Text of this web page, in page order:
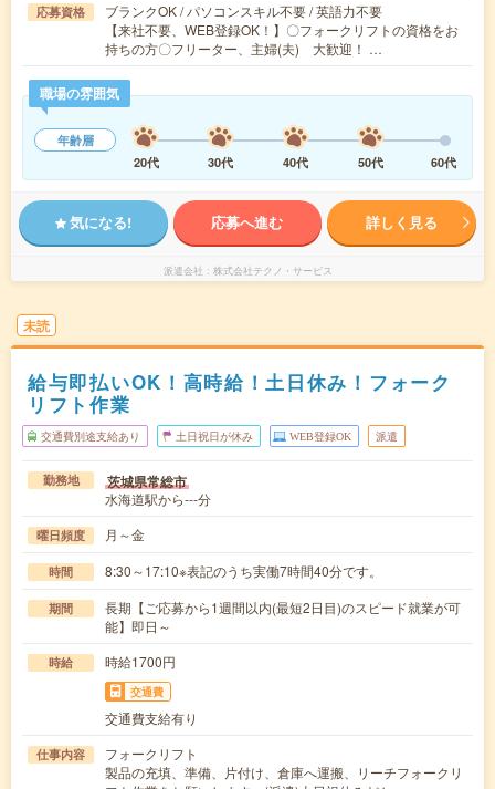
応募資格
ブランクOK / パソコンスキル不要 / 英語力不要
【来社不要、WEB登録OK！】〇フォークリフトの資格をお
持ちの方〇フリーター、主婦(夫) 大歓迎！ …
職場の雰囲気
年齢層
20代
30代 40代 50代 60代
気になる! 応募へ進む 詳しく見る
派遣会社 株式会社テクノ・サービス
未読
給与即払いOK！高時給！土日休み！フォーク
リフト作業
交通費別途支給あり 土日祝日が休み WEB登録OK 派遣
勤務地 茨城県常総市
水海道駅から---分
曜日頻度 月～金
時間 8:30～17:10※表記のうち実働7時間40分です。
期間
長期【ご応募から1週間以内(最短2日目)のスピード就業が可
能】即日～
時給 時給1700円
交通費
交通費支給有り
仕事内容
フォークリフト
製品の充填、準備、片付け、倉庫へ運搬、リーチフォークリ